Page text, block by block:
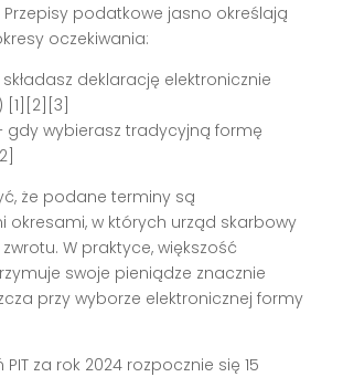
podatkowe jasno określają
oczekiwania:
deklarację elektronicznie
[1][2][3]
gdy wybierasz tradycyjną formę
że podane terminy są
okresami, w których urząd skarbowy
W praktyce, większość
swoje pieniądze znacznie
przy wyborze elektronicznej formy
PIT za rok 2024 rozpocznie się 15